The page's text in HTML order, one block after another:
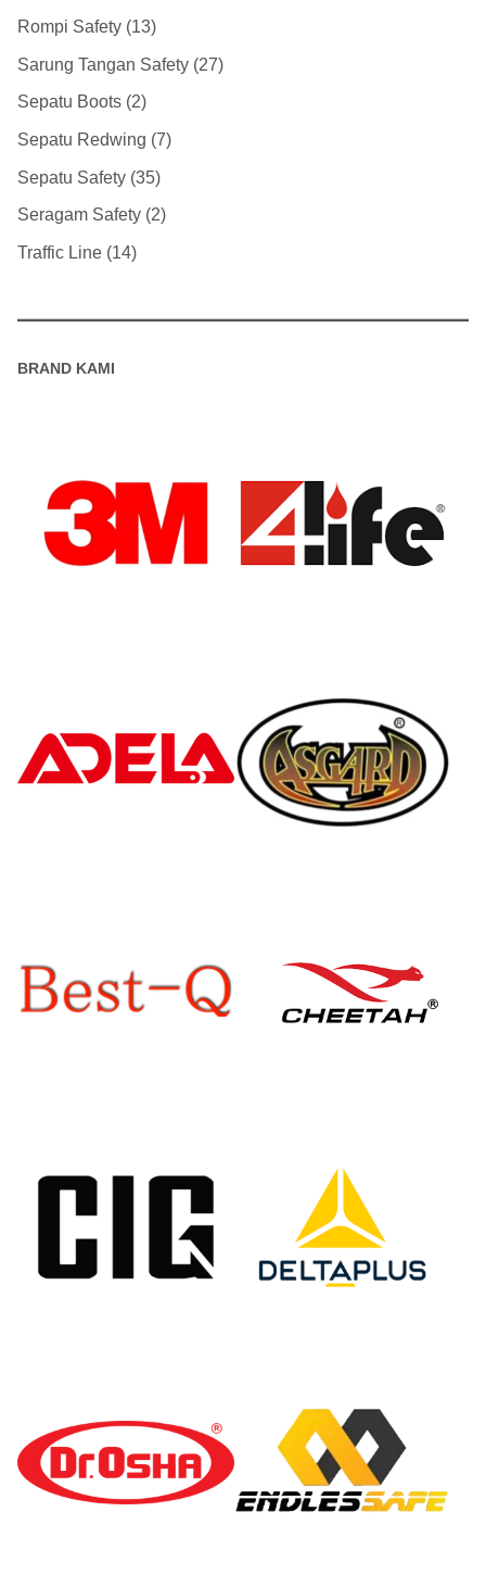
Rompi Safety 13
Sarung Tangan Safety 27
Sepatu Boots 2
Sepatu Redwing 7
Sepatu Safety 35
Seragam Safety 2
Traffic Line 14
BRAND KAMI